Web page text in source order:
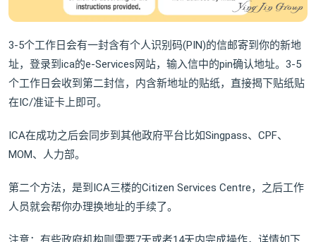
3-5个工作日会有一封含有个人识别码(PIN)的信邮寄到你的新地
址，登录到ica的e-Services网站，输入信中的pin确认地址。3-5
个工作日会收到第二封信，内含新地址的贴纸，直接揭下贴纸贴
在IC/准证卡上即可。
ICA在成功之后会同步到其他政府平台比如Singpass、CPF、
MOM、人力部。
第二个方法，是到ICA三楼的Citizen Services Centre，之后工作
人员就会帮你办理换地址的手续了。